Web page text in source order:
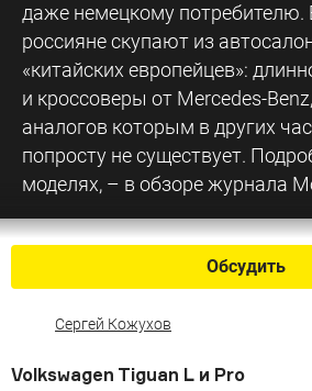
даже немецкому потребителю.
россияне скупают из
«китайских европейцев»:
и кроссоверы от Mercedes-
аналогов которым в других
попросту не существует.
моделях, – в обзоре журнала
Обсудить
Сергей Кожухов
Volkswagen Tiguan L и Pro